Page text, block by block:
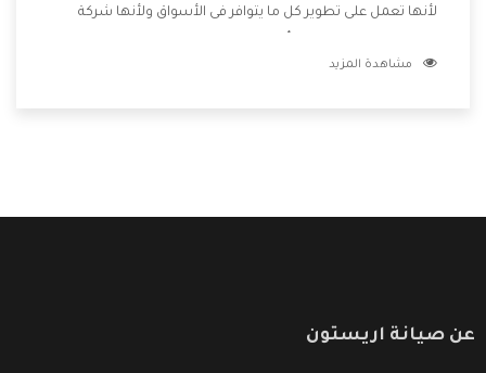
لأنها تعمل على تطوير كل ما يتوافر فى الأسواق ولأنها شركة
وتقدم للعملاء أقوى العروض والخصومات التى تسهل على
مشاهدة المزيد
عن صيانة اريستون